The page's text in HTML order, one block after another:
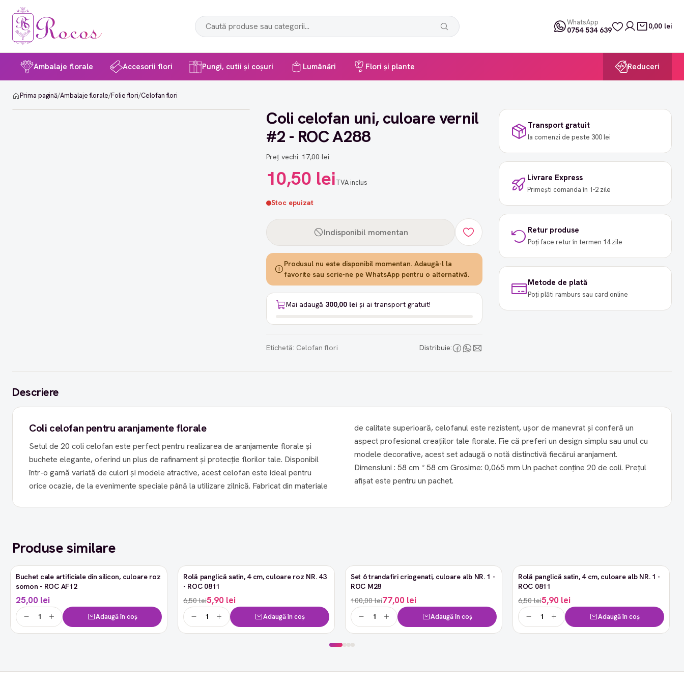
WhatsApp
0754 534 639 0,00 lei
Ambalaje florale Accesorii flori Pungi, cutii și coșuri Lumânări Flori și plante Reduceri
Prima pagină/Ambalaje florale/Folie flori/Celofan flori
Coli celofan uni, culoare vernil
#2 - ROC A288
Preț vechi:17,00 lei
10,50 leiTVA inclus
Stoc epuizat
Indisponibil momentan
Produsul nu este disponibil momentan. Adaugă-l la
favorite sau scrie-ne pe WhatsApp pentru o alternativă.
Mai adaugă 300,00 lei și ai transport gratuit!
Etichetă: Celofan flori Distribuie:
Transport gratuit
la comenzi de peste 300 lei
Livrare Express
Primești comanda în 1-2 zile
Retur produse
Poți face retur în termen 14 zile
Metode de plată
Poți plăti ramburs sau card online
Descriere
Coli celofan pentru aranjamente florale
Setul de 20 coli celofan este perfect pentru realizarea de aranjamente florale și
buchete elegante, oferind un plus de rafinament și protecție florilor tale. Disponibil
într-o gamă variată de culori și modele atractive, acest celofan este ideal pentru
orice ocazie, de la evenimente speciale până la utilizare zilnică. Fabricat din materiale
de calitate superioară, celofanul este rezistent, ușor de manevrat și conferă un
aspect profesional creațiilor tale florale. Fie că preferi un design simplu sau unul cu
modele decorative, acest set adaugă o notă distinctivă fiecărui aranjament.
Dimensiuni : 58 cm * 58 cm Grosime: 0,065 mm Un pachet conține 20 de coli. Prețul
afișat este pentru un pachet.
Produse similare
Buchet cale artificiale din silicon, culoare roz
somon - ROC AF12
25,00 lei
Adaugă în coș
-9%
Rolă panglică satin, 4 cm, culoare roz NR. 43
- ROC 0811
6,50 lei5,90 lei
Adaugă în coș
-23%
Set 6 trandafiri criogenati, culoare alb NR. 1 -
ROC M28
100,00 lei77,00 lei
Adaugă în coș
-9%
Rolă panglică satin, 4 cm, culoare alb NR. 1 -
ROC 0811
6,50 lei5,90 lei
Adaugă în coș